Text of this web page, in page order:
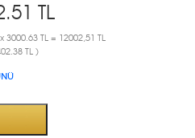
TL
TL = 12002,51 TL
TL )